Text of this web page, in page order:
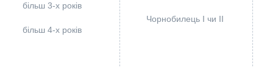
більш 3-х років
більш 4-х років
Чорнобилець I чи II